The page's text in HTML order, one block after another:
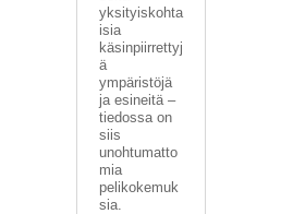
yksityiskohta
isia
käsinpiirrettyj
ä
ympäristöjä
ja esineitä –
tiedossa on
siis
unohtumatto
mia
pelikokemuk
sia.